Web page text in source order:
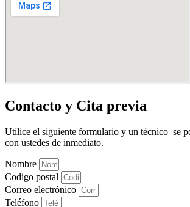
Contacto y Cita previa
Utilice el siguiente formulario y un técnico se
con ustedes de inmediato.
Nombre
Codigo postal
Correo electrónico
Teléfono